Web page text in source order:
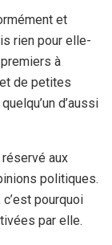
et
rien pour elle-
à
de petites
d’aussi
aux
politiques.
pourquoi
par elle.